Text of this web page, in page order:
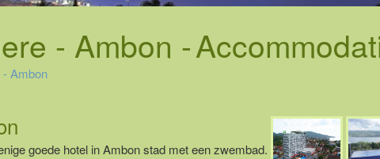
- Ambon -
- Ambon
goede hotel in Ambon stad met een zwembad.